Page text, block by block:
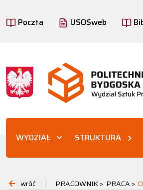
Poczta USOSweb
WYDZIAŁ STRUKTURA
wróć PRACOWNIK > PRACA >